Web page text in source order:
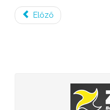
Előző